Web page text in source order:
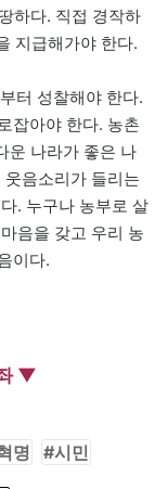
하다. 직접 경작하
지급해가야 한다.
터 성찰해야 한다.
잡아야 한다. 농촌
운 나라가 좋은 나
음소리가 들리는
. 누구나 농부로 살
음을 갖고 우리 농
이다.
▼
명 시민